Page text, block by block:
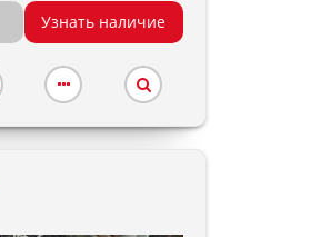
Узнать наличие